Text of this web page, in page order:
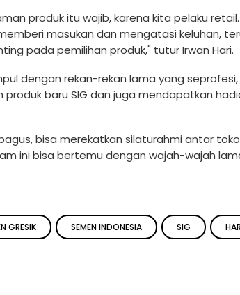
produk itu wajib, karena kita pelaku
masukan dan mengatasi keluhan,
pada pemilihan produk," tutur Irwan Hari.
dengan rekan-rekan lama yang
produk baru SIG dan juga mendapatkan
bisa merekatkan silaturahmi antar
ini bisa bertemu dengan wajah-wajah
GRESIK SEMEN INDONESIA SIG